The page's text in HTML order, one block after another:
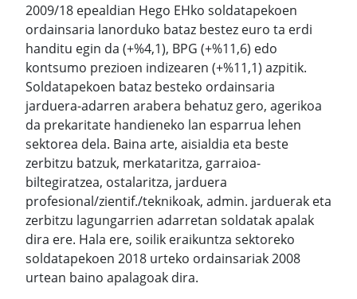
2009/18 epealdian Hego EHko soldatapekoen
ordainsaria lanorduko bataz bestez euro ta erdi
handitu egin da (+%4,1), BPG (+%11,6) edo
kontsumo prezioen indizearen (+%11,1) azpitik.
Soldatapekoen bataz besteko ordainsaria
jarduera-adarren arabera behatuz gero, agerikoa
da prekaritate handieneko lan esparrua lehen
sektorea dela. Baina arte, aisialdia eta beste
zerbitzu batzuk, merkataritza, garraioa-
biltegiratzea, ostalaritza, jarduera
profesional/zientif./teknikoak, admin. jarduerak eta
zerbitzu lagungarrien adarretan soldatak apalak
dira ere. Hala ere, soilik eraikuntza sektoreko
soldatapekoen 2018 urteko ordainsariak 2008
urtean baino apalagoak dira.